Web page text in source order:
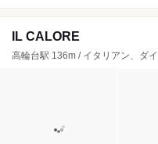
IL CALORE
高輪台駅 136m / イタリアン、ダ